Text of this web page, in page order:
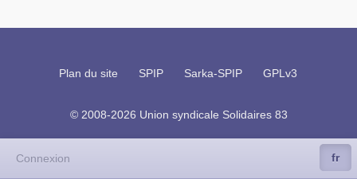
Plan du site SPIP Sarka-SPIP GPLv3
© 2008-2026 Union syndicale Solidaires 83
Connexion fr